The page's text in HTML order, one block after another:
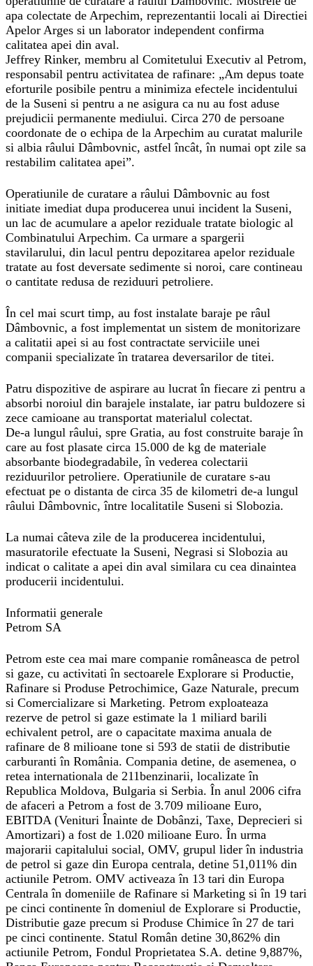
apa colectate de Arpechim, reprezentantii locali ai Directiei
Apelor Arges si un laborator independent confirma
calitatea apei din aval.
Jeffrey Rinker, membru al Comitetului Executiv al Petrom,
responsabil pentru activitatea de rafinare: „Am depus toate
eforturile posibile pentru a minimiza efectele incidentului
de la Suseni si pentru a ne asigura ca nu au fost aduse
prejudicii permanente mediului. Circa 270 de persoane
coordonate de o echipa de la Arpechim au curatat malurile
si albia râului Dâmbovnic, astfel încât, în numai opt zile sa
restabilim calitatea apei”.
Operatiunile de curatare a râului Dâmbovnic au fost
initiate imediat dupa producerea unui incident la Suseni,
un lac de acumulare a apelor reziduale tratate biologic al
Combinatului Arpechim. Ca urmare a spargerii
stavilarului, din lacul pentru depozitarea apelor reziduale
tratate au fost deversate sedimente si noroi, care contineau
o cantitate redusa de reziduuri petroliere.
În cel mai scurt timp, au fost instalate baraje pe râul
Dâmbovnic, a fost implementat un sistem de monitorizare
a calitatii apei si au fost contractate serviciile unei
companii specializate în tratarea deversarilor de titei.
Patru dispozitive de aspirare au lucrat în fiecare zi pentru a
absorbi noroiul din barajele instalate, iar patru buldozere si
zece camioane au transportat materialul colectat.
De-a lungul râului, spre Gratia, au fost construite baraje în
care au fost plasate circa 15.000 de kg de materiale
absorbante biodegradabile, în vederea colectarii
reziduurilor petroliere. Operatiunile de curatare s-au
efectuat pe o distanta de circa 35 de kilometri de-a lungul
râului Dâmbovnic, între localitatile Suseni si Slobozia.
La numai câteva zile de la producerea incidentului,
masuratorile efectuate la Suseni, Negrasi si Slobozia au
indicat o calitate a apei din aval similara cu cea dinaintea
producerii incidentului.
Informatii generale
Petrom SA
Petrom este cea mai mare companie româneasca de petrol
si gaze, cu activitati în sectoarele Explorare si Productie,
Rafinare si Produse Petrochimice, Gaze Naturale, precum
si Comercializare si Marketing. Petrom exploateaza
rezerve de petrol si gaze estimate la 1 miliard barili
echivalent petrol, are o capacitate maxima anuala de
rafinare de 8 milioane tone si 593 de statii de distributie
carburanti în România. Compania detine, de asemenea, o
retea internationala de 211benzinarii, localizate în
Republica Moldova, Bulgaria si Serbia. În anul 2006 cifra
de afaceri a Petrom a fost de 3.709 milioane Euro,
EBITDA (Venituri Înainte de Dobânzi, Taxe, Deprecieri si
Amortizari) a fost de 1.020 milioane Euro. În urma
majorarii capitalului social, OMV, grupul lider în industria
de petrol si gaze din Europa centrala, detine 51,011% din
actiunile Petrom. OMV activeaza în 13 tari din Europa
Centrala în domeniile de Rafinare si Marketing si în 19 tari
pe cinci continente în domeniul de Explorare si Productie,
Distributie gaze precum si Produse Chimice în 27 de tari
pe cinci continente. Statul Român detine 30,862% din
actiunile Petrom, Fondul Proprietatea S.A. detine 9,887%,